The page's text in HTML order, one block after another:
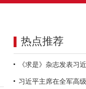
热点推荐